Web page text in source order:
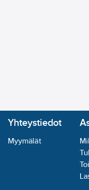
Yhteystiedot
Myymälät